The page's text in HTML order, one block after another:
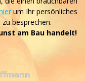
um Ihr persönliches
besprechen.
am Bau handelt!